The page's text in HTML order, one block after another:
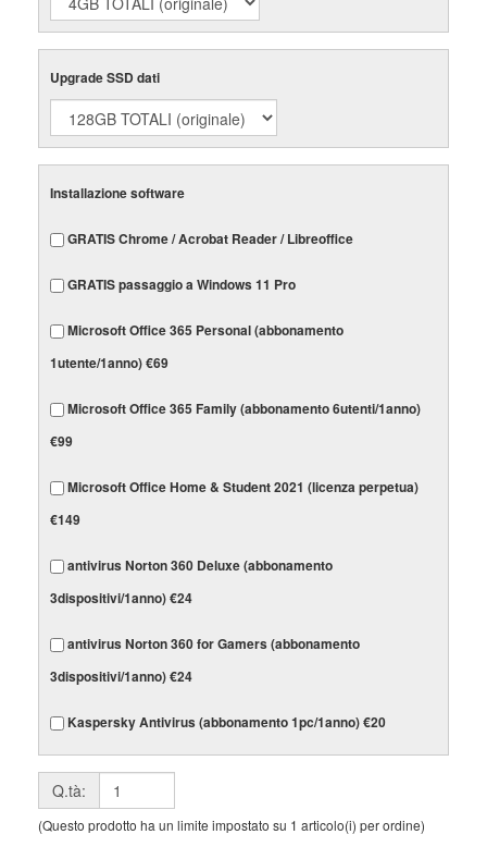
Upgrade SSD dati
Installazione software
GRATIS Chrome / Acrobat Reader / Libreoffice
GRATIS passaggio a Windows 11 Pro
1utente/1anno) €69
€99
€149
3dispositivi/1anno) €24
3dispositivi/1anno) €24
Kaspersky Antivirus (abbonamento 1pc/1anno) €20
Q.tà:
(Questo prodotto ha un limite impostato su 1 articolo(i) per ordine)